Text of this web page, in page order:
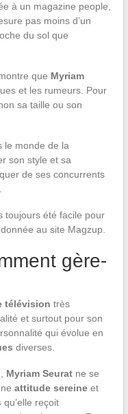
à un magazine people,
pas moins d’un
du sol que
que Myriam
et les rumeurs. Pour
sa taille ou son
le monde de la
son style et sa
de ses concurrents
toujours été facile pour
au site Magzup.
gère-
télévision très
et surtout pour son
qui évolue en
diverses.
Myriam Seuratne se
attitude sereineet
qu’elle reçoit